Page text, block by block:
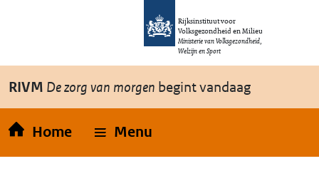
Overslaan en naar de inhoud gaan
Rijksinstituut voor
Volksgezondheid en Milieu
Ministerie van Volksgezondheid,
Welzijn en Sport
RIVM De zorg van morgen begint vandaag
Home Menu